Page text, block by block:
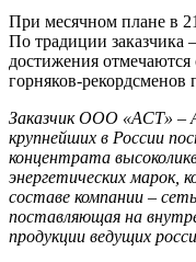
При месячном плане в
По традиции заказчика
достижения отмечаются
горняков-рекордсменов
Заказчик ООО «АСТ» –
крупнейших в России
концентрата
энергетических марок,
составе компании –
поставляющая на
продукции ведущих